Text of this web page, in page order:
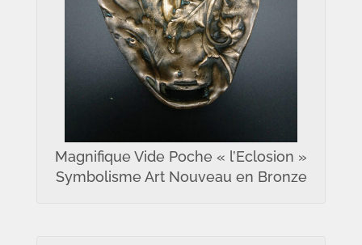
Magnifique Vide Poche « l’Eclosion »
Symbolisme Art Nouveau en Bronze